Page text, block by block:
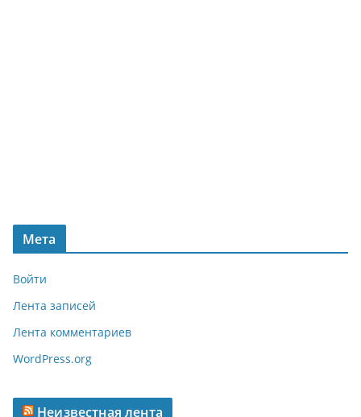
Мета
Войти
Лента записей
Лента комментариев
WordPress.org
Неизвестная лента